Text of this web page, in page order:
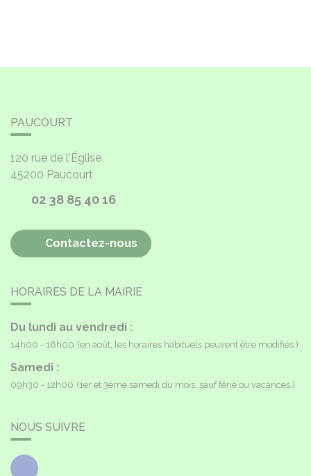
PAUCOURT
120 rue de l'Église
45200 Paucourt
02 38 85 40 16
Contactez-nous
HORAIRES DE LA MAIRIE
Du lundi au vendredi :
14h00 - 18h00 (en août, les horaires habituels peuvent être modifiés.)
Samedi :
09h30 - 12h00 (1er et 3ème samedi du mois, sauf férié ou vacances.)
NOUS SUIVRE